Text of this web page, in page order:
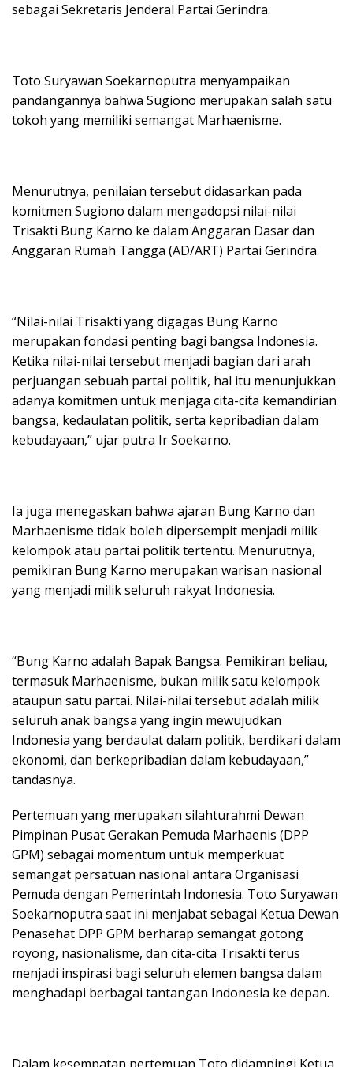
sebagai Sekretaris Jenderal Partai Gerindra.
Toto Suryawan Soekarnoputra menyampaikan
pandangannya bahwa Sugiono merupakan salah satu
tokoh yang memiliki semangat Marhaenisme.
Menurutnya, penilaian tersebut didasarkan pada
komitmen Sugiono dalam mengadopsi nilai-nilai
Trisakti Bung Karno ke dalam Anggaran Dasar dan
Anggaran Rumah Tangga (AD/ART) Partai Gerindra.
“Nilai-nilai Trisakti yang digagas Bung Karno
merupakan fondasi penting bagi bangsa Indonesia.
Ketika nilai-nilai tersebut menjadi bagian dari arah
perjuangan sebuah partai politik, hal itu menunjukkan
adanya komitmen untuk menjaga cita-cita kemandirian
bangsa, kedaulatan politik, serta kepribadian dalam
kebudayaan,” ujar putra Ir Soekarno.
Ia juga menegaskan bahwa ajaran Bung Karno dan
Marhaenisme tidak boleh dipersempit menjadi milik
kelompok atau partai politik tertentu. Menurutnya,
pemikiran Bung Karno merupakan warisan nasional
yang menjadi milik seluruh rakyat Indonesia.
“Bung Karno adalah Bapak Bangsa. Pemikiran beliau,
termasuk Marhaenisme, bukan milik satu kelompok
ataupun satu partai. Nilai-nilai tersebut adalah milik
seluruh anak bangsa yang ingin mewujudkan
Indonesia yang berdaulat dalam politik, berdikari dalam
ekonomi, dan berkepribadian dalam kebudayaan,”
tandasnya.
Pertemuan yang merupakan silahturahmi Dewan
Pimpinan Pusat Gerakan Pemuda Marhaenis (DPP
GPM) sebagai momentum untuk memperkuat
semangat persatuan nasional antara Organisasi
Pemuda dengan Pemerintah Indonesia. Toto Suryawan
Soekarnoputra saat ini menjabat sebagai Ketua Dewan
Penasehat DPP GPM berharap semangat gotong
royong, nasionalisme, dan cita-cita Trisakti terus
menjadi inspirasi bagi seluruh elemen bangsa dalam
menghadapi berbagai tantangan Indonesia ke depan.